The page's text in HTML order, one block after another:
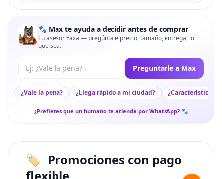
🐾 Max te ayuda a decidir antes de comprar
Tu asesor Yaxa — pregúntale precio, tamaño, entrega, lo
que sea.
Tu pregunta a Max Preguntarle a Max
¿Vale la pena? ¿Llega rápido a mi ciudad? ¿Características
¿Prefieres que un humano te atienda por WhatsApp? 🐾
Promociones con pago
flexible